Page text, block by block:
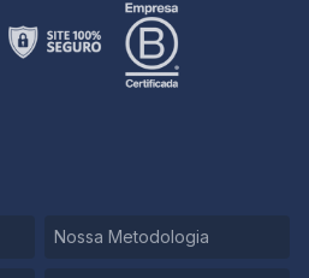
Nossa Metodologia